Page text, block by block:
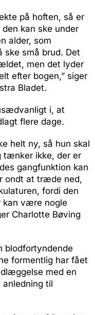
på hoften, så er
kan ske under
alder, som
ske små brud. Det
men det lyder
efter bogen,” siger
Bladet.
i, at
flere dage.
helt ny, så hun skal
tænker ikke, der er
gangfunktion kan
ondt at træde ned,
fordi den
kan være nogle
Charlotte Bøving
formentlig har fået
med en
til